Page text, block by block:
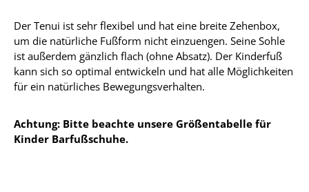
Der Tenui ist sehr flexibel und hat eine breite Zehenbox,
um die natürliche Fußform nicht einzuengen. Seine Sohle
ist außerdem gänzlich flach (ohne Absatz). Der Kinderfuß
kann sich so optimal entwickeln und hat alle Möglichkeiten
für ein natürliches Bewegungsverhalten.
Achtung: Bitte beachte unsere Größentabelle für
Kinder Barfußschuhe.